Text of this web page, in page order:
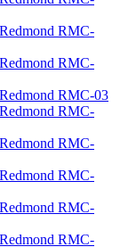
RMC-
RMC-
RMC-03
RMC-
RMC-
RMC-
RMC-
RMC-